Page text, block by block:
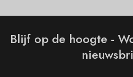
Blijf op de hoogte -